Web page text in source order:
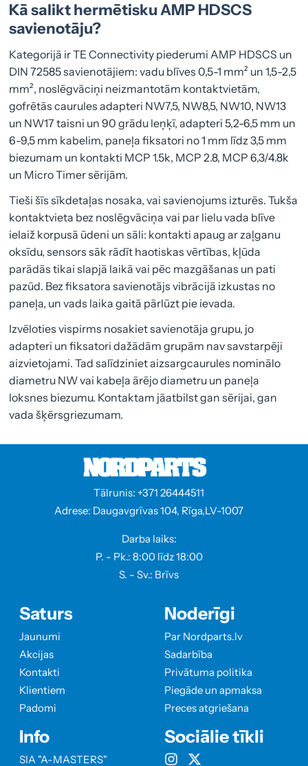
Kā salikt hermētisku AMP HDSCS
savienotāju?
Kategorijā ir TE Connectivity piederumi AMP HDSCS un
DIN 72585 savienotājiem: vadu blīves 0,5-1 mm² un 1,5-2,5
mm², noslēgvāciņi neizmantotām kontaktvietām,
gofrētās caurules adapteri NW7,5, NW8,5, NW10, NW13
un NW17 taisni un 90 grādu leņķī, adapteri 5,2-6,5 mm un
6-9,5 mm kabelim, paneļa fiksatori no 1 mm līdz 3,5 mm
biezumam un kontakti MCP 1.5k, MCP 2.8, MCP 6,3/4.8k
un Micro Timer sērijām.
Tieši šīs sīkdetaļas nosaka, vai savienojums izturēs. Tukša
kontaktvieta bez noslēgvāciņa vai par lielu vada blīve
ielaiž korpusā ūdeni un sāli: kontakti apaug ar zaļganu
oksīdu, sensors sāk rādīt haotiskas vērtības, kļūda
parādās tikai slapjā laikā vai pēc mazgāšanas un pati
pazūd. Bez fiksatora savienotājs vibrācijā izkustas no
paneļa, un vads laika gaitā pārlūzt pie ievada.
Izvēloties vispirms nosakiet savienotāja grupu, jo
adapteri un fiksatori dažādām grupām nav savstarpēji
aizvietojami. Tad salīdziniet aizsargcaurules nominālo
diametru NW vai kabeļa ārējo diametru un paneļa
loksnes biezumu. Kontaktam jāatbilst gan sērijai, gan
vada šķērsgriezumam.
Tālrunis: +371 26444511
Adrese: Daugavgrīvas 104, Rīga,LV-1007
Darba laiks:
P. - Pk.: 8:00 līdz 18:00
S. - Sv.: Brīvs
Saturs
Jaunumi
Akcijas
Kontakti
Klientiem
Padomi
Info
SIA "A-MASTERS"
Noderīgi
Par Nordparts.lv
Sadarbība
Privātuma politika
Piegāde un apmaksa
Preces atgriešana
Sociālie tīkli